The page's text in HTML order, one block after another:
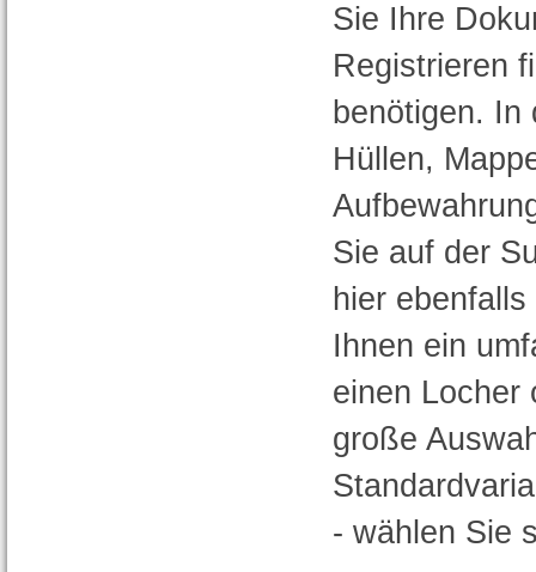
Sie Ihre
Registrieren
benötigen. In
Hüllen,
Sie auf der
hier
Ihnen ein
einen Locher
große
- wählen Sie